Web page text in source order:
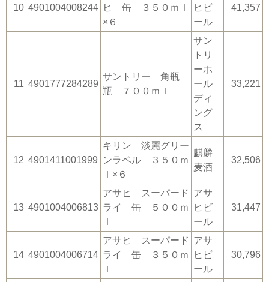
10 4901004008244 ヒ 缶 ３５０ｍｌ
×６
ヒビ
ール
41,357
11 4901777284289
サントリー 角瓶
瓶 ７００ｍｌ
サン
トリ
ーホ
ール
ディ
ング
ス
33,221
12 4901411001999
キリン 淡麗グリー
ンラベル ３５０ｍ
ｌ×６
麒麟
麦酒
32,506
13 4901004006813
アサヒ スーパード
ライ 缶 ５００ｍ
ｌ
アサ
ヒビ
ール
31,447
14 4901004006714
アサヒ スーパード
ライ 缶 ３５０ｍ
ｌ
アサ
ヒビ
ール
30,796